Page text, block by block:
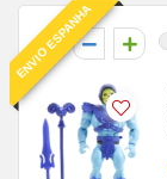
ENVIO ESPANHA
0